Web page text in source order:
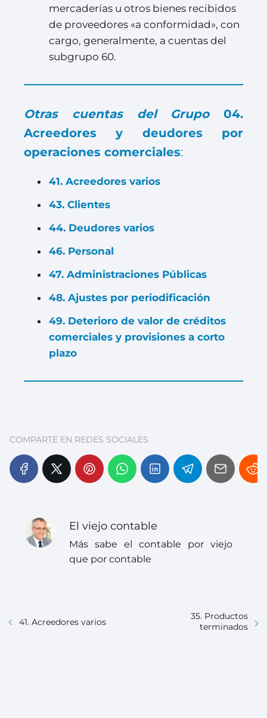
mercaderías u otros bienes recibidos
de proveedores «a conformidad», con
cargo, generalmente, a cuentas del
subgrupo 60.
Otras cuentas del Grupo 04.
Acreedores y deudores por
operaciones comerciales:
41. Acreedores varios
43. Clientes
44. Deudores varios
46. Personal
47. Administraciones Públicas
48. Ajustes por periodificación
49. Deterioro de valor de créditos
comerciales y provisiones a corto
plazo
COMPARTE EN REDES SOCIALES
El viejo contable
Más sabe el contable por viejo
que por contable
41. Acreedores varios
35. Productos
terminados